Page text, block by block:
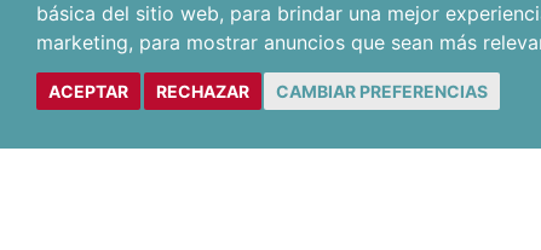
básica del sitio web, para brindar una mejor
marketing, para mostrar anuncios que sean más
ACEPTAR RECHAZAR CAMBIAR PREFERENCIAS